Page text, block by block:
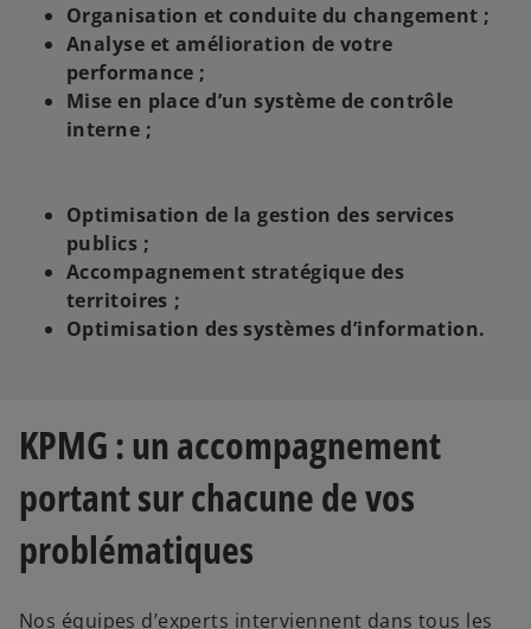
Organisation et conduite du changement ;
Analyse et amélioration de votre
performance ;
Mise en place d’un système de contrôle
interne ;
Optimisation de la gestion des services
publics ;
Accompagnement stratégique des
territoires ;
Optimisation des systèmes d’information.
KPMG : un accompagnement
portant sur chacune de vos
problématiques
Nos équipes d’experts interviennent dans tous les